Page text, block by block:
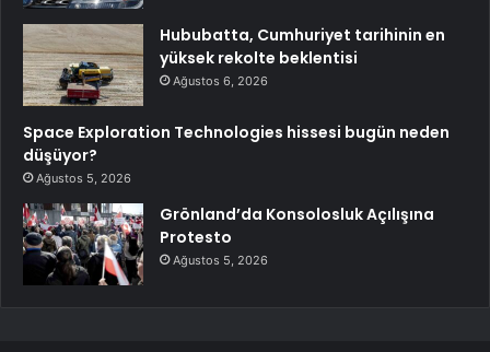
Hububatta, Cumhuriyet tarihinin en
yüksek rekolte beklentisi
Ağustos 6, 2026
Space Exploration Technologies hissesi bugün neden
düşüyor?
Ağustos 5, 2026
Grönland’da Konsolosluk Açılışına
Protesto
Ağustos 5, 2026